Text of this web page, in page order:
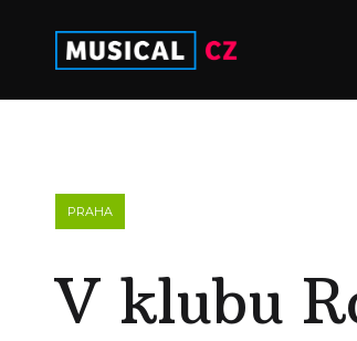
PRAHA
V klubu